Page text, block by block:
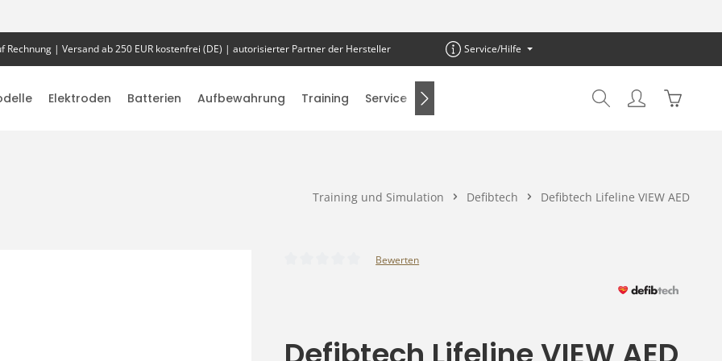
Rechnung | Versand ab 250 EUR kostenfrei (DE) | autorisierter Partner der Hersteller Service/Hilfe
Elektroden Batterien Aufbewahrung Training Service SALE %
Training und Simulation Defibtech Defibtech Lifeline VIEW AED
Bewerten